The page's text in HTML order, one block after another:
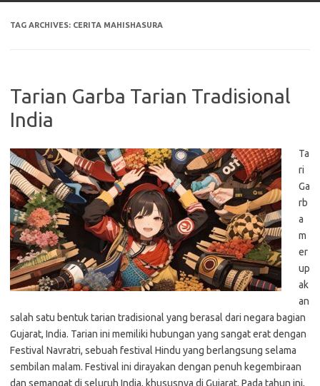
TAG ARCHIVES: CERITA MAHISHASURA
Tarian Garba Tarian Tradisional
India
Ta
ri
Ga
rb
a
m
er
up
ak
an
salah satu bentuk tarian tradisional yang berasal dari negara bagian
Gujarat, India. Tarian ini memiliki hubungan yang sangat erat dengan
Festival Navratri, sebuah festival Hindu yang berlangsung selama
sembilan malam. Festival ini dirayakan dengan penuh kegembiraan
dan semangat di seluruh India, khususnya di Gujarat. Pada tahun ini,